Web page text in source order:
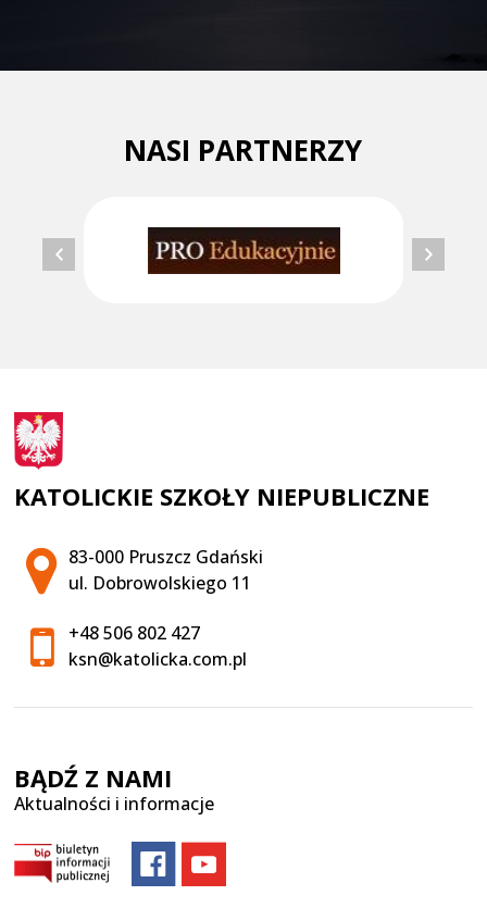
NASI PARTNERZY
KATOLICKIE SZKOŁY NIEPUBLICZNE
Adres pocztowy:
83-000 Pruszcz Gdański
ul. Dobrowolskiego 11
+48 506 802 427
ksn@katolicka.com.pl
BĄDŹ Z NAMI
Aktualności i informacje